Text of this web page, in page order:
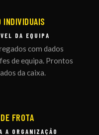
INDIVIDUAIS
DA EQUIPA
com dados
de equipa. Prontos
da caixa.
FROTA
A ORGANIZAÇÃO